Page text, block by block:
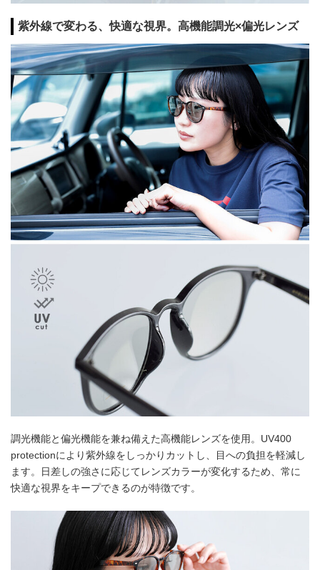
紫外線で変わる、快適な視界。高機能調光×偏光レンズ
調光機能と偏光機能を兼ね備えた高機能レンズを使用。UV400
protectionにより紫外線をしっかりカットし、目への負担を軽減し
ます。日差しの強さに応じてレンズカラーが変化するため、常に
快適な視界をキープできるのが特徴です。